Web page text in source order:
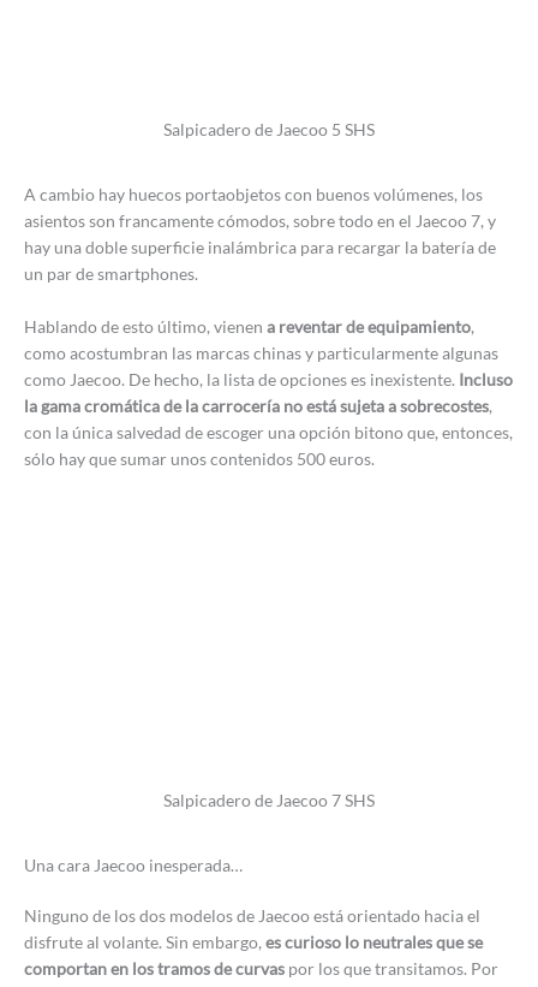
Salpicadero de Jaecoo 5 SHS
A cambio hay huecos portaobjetos con buenos volúmenes, los
asientos son francamente cómodos, sobre todo en el Jaecoo 7, y
hay una doble superficie inalámbrica para recargar la batería de
un par de smartphones.
Hablando de esto último, vienen a reventar de equipamiento,
como acostumbran las marcas chinas y particularmente algunas
como Jaecoo. De hecho, la lista de opciones es inexistente. Incluso
la gama cromática de la carrocería no está sujeta a sobrecostes,
con la única salvedad de escoger una opción bitono que, entonces,
sólo hay que sumar unos contenidos 500 euros.
Salpicadero de Jaecoo 7 SHS
Una cara Jaecoo inesperada…
Ninguno de los dos modelos de Jaecoo está orientado hacia el
disfrute al volante. Sin embargo, es curioso lo neutrales que se
comportan en los tramos de curvas por los que transitamos. Por